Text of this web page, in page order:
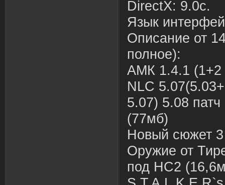
DirectX: 9.0с.
Язык
Описание от
полное):
АМК 1.4.1 (1+2
NLC
5.07) 5.08
(77мб)
Новый сюжет
Оружие от
под НС2